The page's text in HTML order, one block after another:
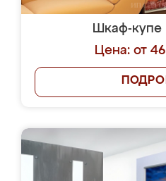
Шкаф-
Цена: от